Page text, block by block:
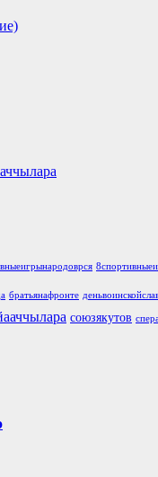
братьянафронте
союзякутов